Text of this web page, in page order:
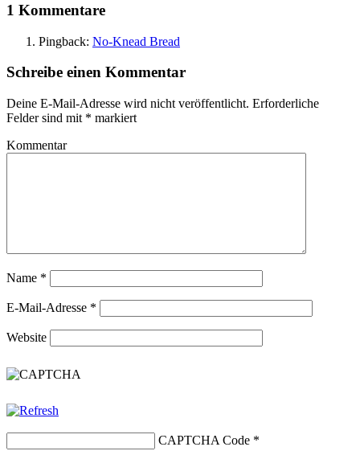
1 Kommentare
Pingback: No-Knead Bread
Schreibe einen Kommentar
Deine E-Mail-Adresse wird nicht veröffentlicht. Erforderliche
Felder sind mit * markiert
Kommentar
Name *
E-Mail-Adresse *
Website
CAPTCHA Code *